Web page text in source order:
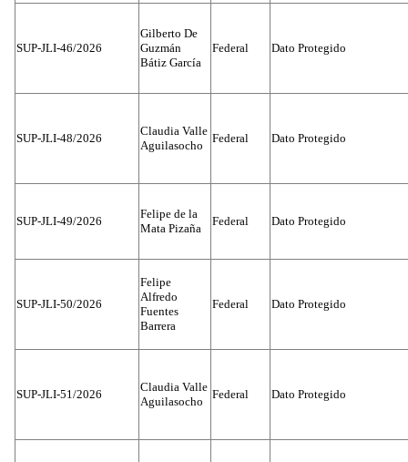
SUP-JLI-46/2026
Gilberto De
Guzmán
Bátiz García
Federal Dato Protegido
SUP-JLI-48/2026
Claudia Valle
Aguilasocho
Federal Dato Protegido
SUP-JLI-49/2026
Felipe de la
Mata Pizaña
Federal Dato Protegido
SUP-JLI-50/2026
Felipe
Alfredo
Fuentes
Barrera
Federal Dato Protegido
SUP-JLI-51/2026
Claudia Valle
Aguilasocho
Federal Dato Protegido